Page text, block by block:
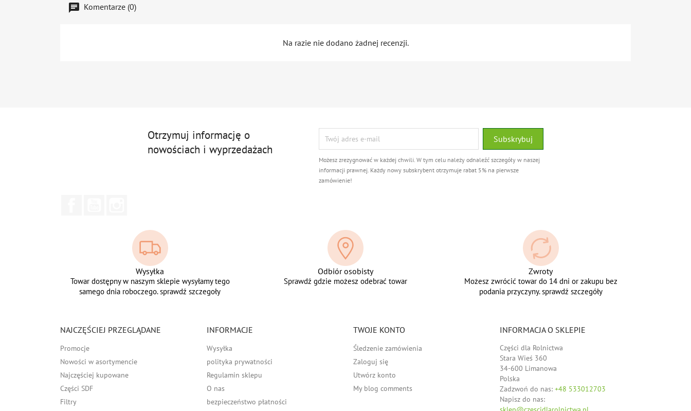
Komentarze (0)
Na razie nie dodano żadnej recenzji.
Otrzymuj informację o
nowościach i wyprzedażach
Możesz zrezygnować w każdej chwili. W tym celu należy odnaleźć szczegóły w naszej
informacji prawnej. Każdy nowy subskrybent otrzymuje rabat 5% na pierwsze
zamówienie!
Wysyłka
Towar dostępny w naszym sklepie wysyłamy tego
samego dnia roboczego. sprawdź szczegoły
Odbiór osobisty
Sprawdź gdzie możesz odebrać towar
Zwroty
Możesz zwrócić towar do 14 dni or zakupu bez
podania przyczyny. sprawdź szczegóły
NAJCZĘŚCIEJ PRZEGLĄDANE
Promocje
Nowości w asortymencie
Najczęściej kupowane
Części SDF
Filtry
INFORMACJE
Wysyłka
polityka prywatności
Regulamin sklepu
O nas
bezpieczeństwo płatności
TWOJE KONTO
Śledzenie zamówienia
Zaloguj się
Utwórz konto
My blog comments
INFORMACJA O SKLEPIE
Części dla Rolnictwa
Stara Wieś 360
34-600 Limanowa
Polska
Zadzwoń do nas: +48 533012703
Napisz do nas: